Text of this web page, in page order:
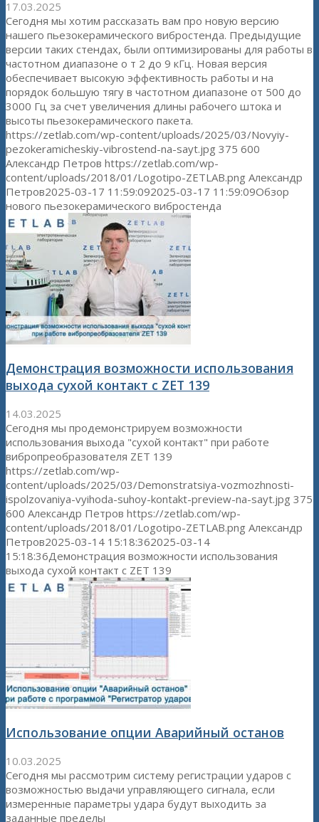
17.03.2025
Сегодня мы хотим рассказать вам про новую версию
нашего пьезокерамического вибростенда. Предыдущие
версии таких стендах, были оптимизированы для работы в
частотном диапазоне о т 2 до 9 кГц. Новая версия
обеспечивает высокую эффективность работы и на
порядок большую тягу в частотном диапазоне от 500 до
3000 Гц за счет увеличения длины рабочего штока и
высоты пьезокерамического пакета.
https://zetlab.com/wp-content/uploads/2025/03/Novyiy-
pezokeramicheskiy-vibrostend-na-sayt.jpg 375 600
Александр Петров https://zetlab.com/wp-
content/uploads/2018/01/Logotipo-ZETLAB.png Александр
Петров2025-03-17 11:59:092025-03-17 11:59:09Обзор
нового пьезокерамического вибростенда
Демонстрация возможности использования
выхода сухой контакт c ZET 139
14.03.2025
Сегодня мы продемонстрируем возможности
использования выхода "сухой контакт" при работе
вибропреобразователя ZET 139
https://zetlab.com/wp-
content/uploads/2025/03/Demonstratsiya-vozmozhnosti-
ispolzovaniya-vyihoda-suhoy-kontakt-preview-na-sayt.jpg 375
600 Александр Петров https://zetlab.com/wp-
content/uploads/2018/01/Logotipo-ZETLAB.png Александр
Петров2025-03-14 15:18:362025-03-14
15:18:36Демонстрация возможности использования
выхода сухой контакт c ZET 139
Использование опции Аварийный останов
10.03.2025
Сегодня мы рассмотрим систему регистрации ударов с
возможностью выдачи управляющего сигнала, если
измеренные параметры удара будут выходить за
заданные пределы